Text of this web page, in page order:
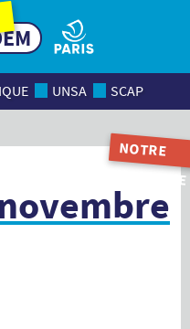
UNSA SCAP
NOTRE
MAGAZINE